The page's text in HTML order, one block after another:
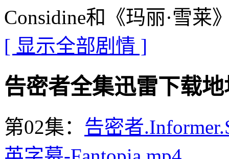
Considine和《玛丽·雪莱
[ 显示全部剧情 ]
告密者全集迅雷下载地
第02集： 告密者